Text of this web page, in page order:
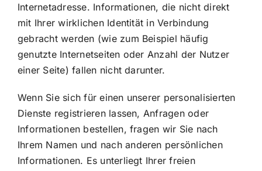
Internetadresse. Informationen, die nicht direkt
mit Ihrer wirklichen Identität in Verbindung
gebracht werden (wie zum Beispiel häufig
genutzte Internetseiten oder Anzahl der Nutzer
einer Seite) fallen nicht darunter.
Wenn Sie sich für einen unserer personalisierten
Dienste registrieren lassen, Anfragen oder
Informationen bestellen, fragen wir Sie nach
Ihrem Namen und nach anderen persönlichen
Informationen. Es unterliegt Ihrer freien